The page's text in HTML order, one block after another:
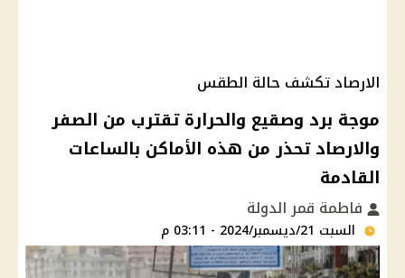
الارصاد تكشف حالة الطقس
موجة برد وصقيع والحرارة تقترب من الصفر
والارصاد تحذر من هذه الأماكن بالساعات
القادمة
فاطمة قمر الدولة
السبت 21/ديسمبر/2024 - 03:11 م